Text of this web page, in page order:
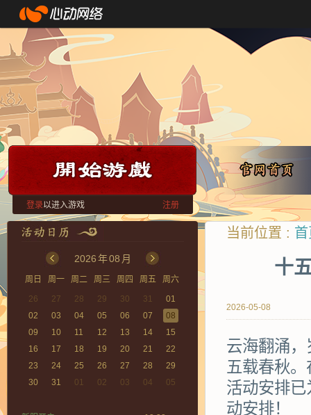
登录以进入游戏 注册
2026年08 月
周日 周一 周二 周三 周四 周五
周六
26
27 28 29 30 31
01
02
03 04 05 06 07
08
09
10 11 12 13 14
15
16
17 18 19 20 21
22
23
24 25 26 27 28
29
30
31 01 02 03 04 05
当前位置 :
十
2026-05-08
云海翻涌
五载春秋
活动安排
动安排！